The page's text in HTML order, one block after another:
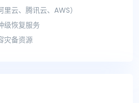
云、腾讯云、AWS）
级恢复服务
灾备资源